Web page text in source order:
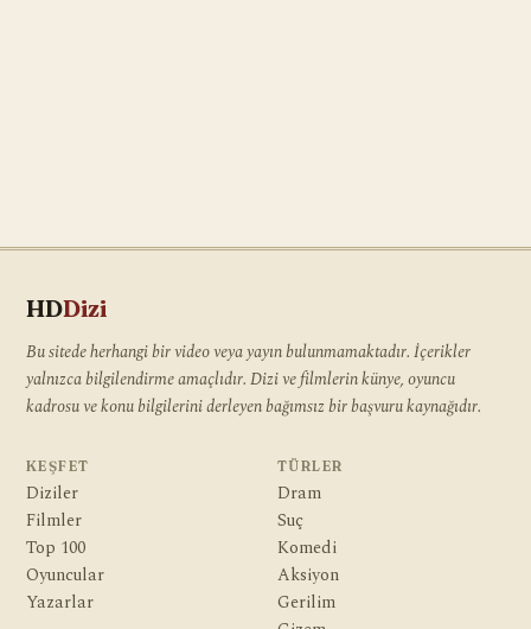
HDDizi
Bu sitede herhangi bir video veya yayın bulunmamaktadır. İçerikler
yalnızca bilgilendirme amaçlıdır. Dizi ve filmlerin künye, oyuncu
kadrosu ve konu bilgilerini derleyen bağımsız bir başvuru kaynağıdır.
KEŞFET
Diziler
Filmler
Top 100
Oyuncular
Yazarlar
TÜRLER
Dram
Suç
Komedi
Aksiyon
Gerilim